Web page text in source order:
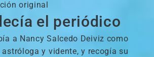
original
el periódico
a Nancy Salcedo Deiviz como
y vidente, y recogía su